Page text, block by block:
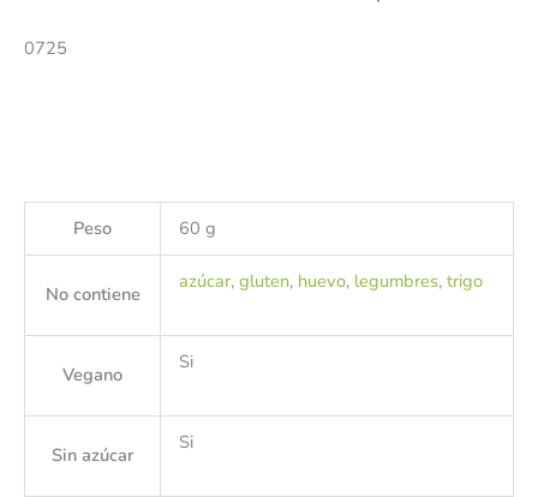
0725
Peso 60 g
No contiene
azúcar, gluten, huevo, legumbres, trigo
Vegano
Si
Sin azúcar
Si